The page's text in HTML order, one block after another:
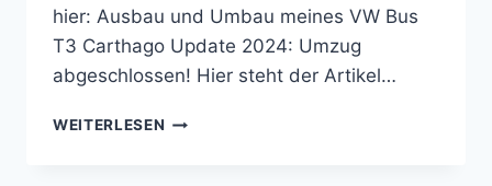
hier: Ausbau und Umbau meines VW Bus
T3 Carthago Update 2024: Umzug
abgeschlossen! Hier steht der Artikel…
WEITERLESEN BUSUMBAU